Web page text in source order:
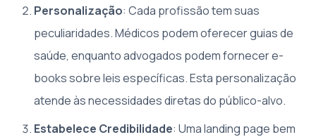
Personalização: Cada profissão tem suas
peculiaridades. Médicos podem oferecer guias de
saúde, enquanto advogados podem fornecer e-
books sobre leis específicas. Esta personalização
atende às necessidades diretas do público-alvo.
Estabelece Credibilidade: Uma landing page bem